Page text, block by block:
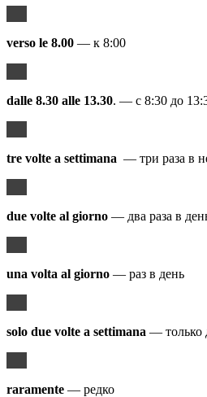
verso le 8.00 — к 8:00
dalle 8.30 alle 13.30. — с 8:30 до
tre volte a settimana — три раза в
due volte al giorno — два раза в
una volta al giorno — раз в день
solo due volte a settimana — только
raramente — редко